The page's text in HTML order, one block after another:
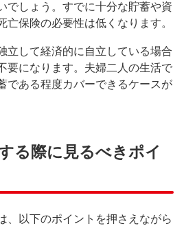
でしょう。すでに十分な貯蓄や資
亡保険の必要性は低くなります。
立して経済的に自立している場合
要になります。夫婦二人の生活で
である程度カバーできるケースが
る際に見るべきポイ
、以下のポイントを押さえながら